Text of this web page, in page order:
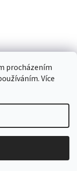
procházením
Více
vyhrazena.